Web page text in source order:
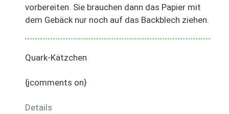
vorbereiten. Sie brauchen dann das Papier mit
dem Gebäck nur noch auf das Backblech ziehen.
Quark-Kätzchen
{jcomments on}
Details